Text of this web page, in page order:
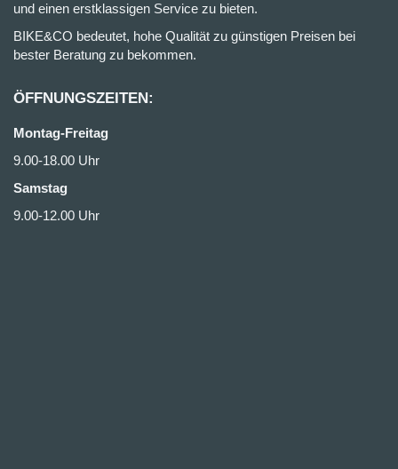
und einen erstklassigen Service zu bieten.
BIKE&CO bedeutet, hohe Qualität zu günstigen Preisen bei
bester Beratung zu bekommen.
ÖFFNUNGSZEITEN:
Montag-Freitag
9.00-18.00 Uhr
Samstag
9.00-12.00 Uhr